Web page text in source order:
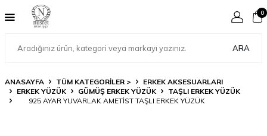
ARA
0
ANASAYFA TÜM KATEGORİLER >
ERKEK AKSESUARLARI
ERKEK YÜZÜK
GÜMÜŞ ERKEK YÜZÜK
TAŞLI ERKEK YÜZÜK
925 AYAR YUVARLAK AMETIST TAŞLI ERKEK YÜZÜK